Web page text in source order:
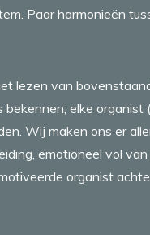
Paar harmonieën
lezen van
elke
Wij maken ons er
emotioneel vol
organist